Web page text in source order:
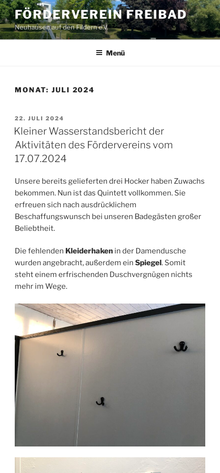
Zum
Inhalt
springen
FÖRDERVEREIN FREIBAD
Neuhausen auf den Fildern e.V.
Menü
MONAT: JULI 2024
VERÖFFENTLICHT
AM
22. JULI 2024
Kleiner Wasserstandsbericht der
Aktivitäten des Fördervereins vom
17.07.2024
Unsere bereits gelieferten drei Hocker haben Zuwachs
bekommen. Nun ist das Quintett vollkommen. Sie
erfreuen sich nach ausdrücklichem
Beschaffungswunsch bei unseren Badegästen großer
Beliebtheit.
Die fehlenden Kleiderhaken in der Damendusche
wurden angebracht, außerdem ein Spiegel. Somit
steht einem erfrischenden Duschvergnügen nichts
mehr im Wege.